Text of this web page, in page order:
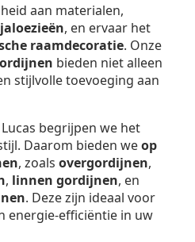
aan materialen,
, en ervaar het
raamdecoratie. Onze
bieden niet alleen
stijlvolle toevoeging aan
begrijpen we het
Daarom bieden weop
, zoals overgordijnen,
, linnen gordijnen, en
. Deze zijn ideaal voor
energie-efficiëntie in uw